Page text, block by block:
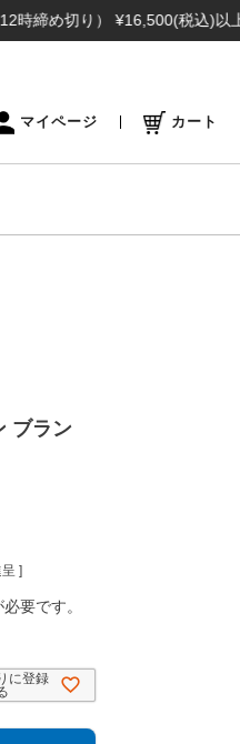
り） ¥16,500(税込)以上のお
マイページ カート
ブラン
]
要です。
に登録